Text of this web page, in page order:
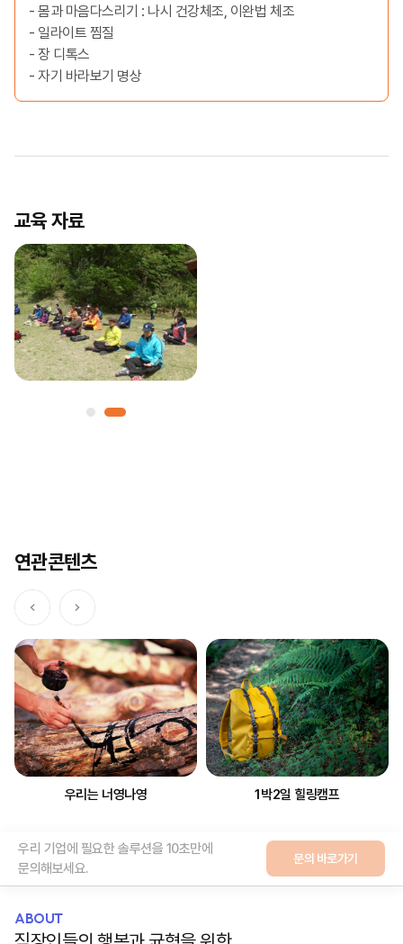
- 몸과 마음다스리기 : 나시 건강체조, 이완법 체조
- 일라이트 찜질
- 장 디톡스
- 자기 바라보기 명상
교육 자료
연관콘텐츠
우리는 너영나영 1박2일 힐링캠프
ABOUT